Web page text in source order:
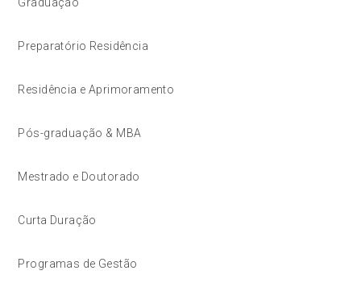
Preparatório Residência
Residência e Aprimoramento
Pós-graduação & MBA
Mestrado e Doutorado
Curta Duração
Programas de Gestão